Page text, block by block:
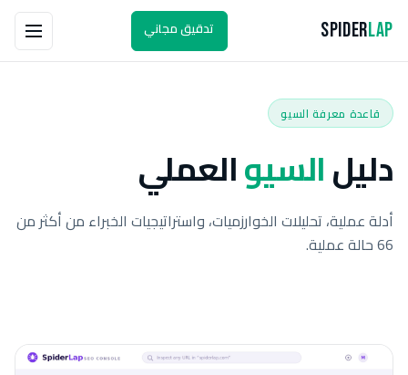
SpiderLap تدقيق مجاني
قاعدة معرفة السيو
دليلالسيوالعملي
أدلة عملية، تحليلات الخوارزميات، واستراتيجيات الخبراء من أكثر من
66 حالة عملية.